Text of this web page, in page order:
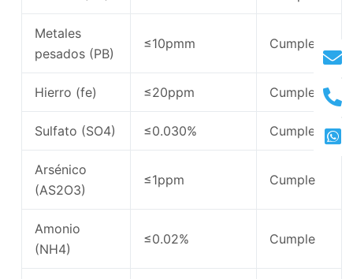
Metales
pesados ​​(PB)
≤10pmm Cumple
Hierro (fe) ≤20ppm Cumple
Sulfato (SO4) ≤0.030% Cumple
Arsénico
(AS2O3)
≤1ppm Cumple
Amonio
(NH4)
≤0.02% Cumple